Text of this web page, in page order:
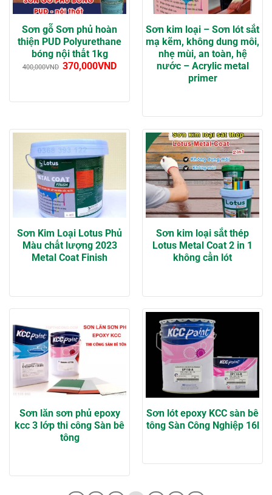
Sơn gỗ Sơn phủ hoàn
thiện PUD Polyurethane
bóng nội thất 1kg
400,000VND 370,000VND
Sơn kim loại – Sơn lót sắt
mạ kẽm, không dung môi,
nhẹ mùi, an toàn, hệ
nước – Acrylic metal
primer
Sơn Kim Loại Lotus Phủ
Màu chất lượng 2023
Metal Coat Finish
Sơn kim loại sắt thép
Lotus Metal Coat 2 in 1
không cần lót
Sơn lăn sơn phủ epoxy
kcc 3 lớp thi công Sàn bê
tông
Sơn lót epoxy KCC sàn bê
tông Sàn Công Nghiệp 16l